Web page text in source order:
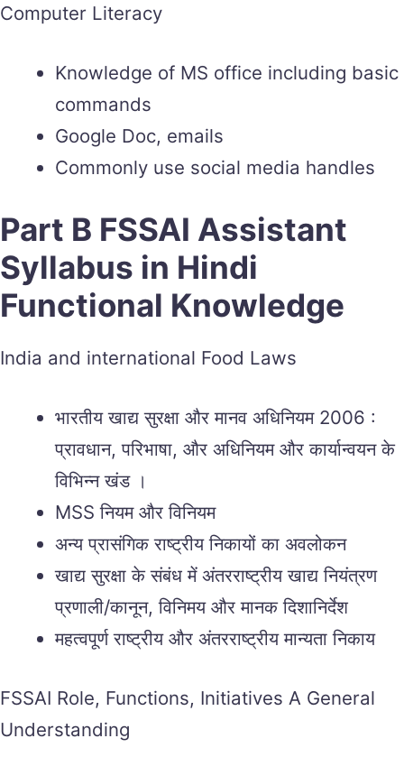
Computer Literacy
Knowledge of MS office including basic
commands
Google Doc, emails
Commonly use social media handles
Part B FSSAI Assistant
Syllabus in Hindi
Functional Knowledge
India and international Food Laws
भारतीय खाद्य सुरक्षा और मानव अधिनियम 2006 :
प्रावधान, परिभाषा, और अधिनियम और कार्यान्वयन के
विभिन्न खंड ।
MSS नियम और विनियम
अन्य प्रासंगिक राष्ट्रीय निकायों का अवलोकन
खाद्य सुरक्षा के संबंध में अंतरराष्ट्रीय खाद्य नियंत्रण
प्रणाली/कानून, विनिमय और मानक दिशानिर्देश
महत्वपूर्ण राष्ट्रीय और अंतरराष्ट्रीय मान्यता निकाय
FSSAI Role, Functions, Initiatives A General
Understanding